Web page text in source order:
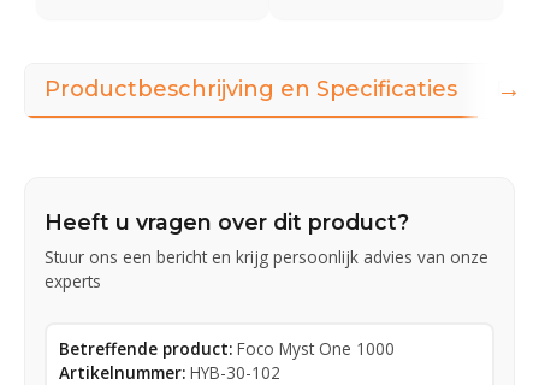
Productbeschrijving en Specificaties
Heeft u vragen over dit product?
Stuur ons een bericht en krijg persoonlijk advies van onze
experts
Betreffende product: Foco Myst One 1000
Artikelnummer: HYB-30-102
→